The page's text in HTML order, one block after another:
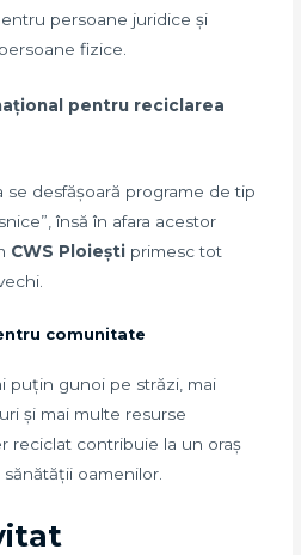
persoane juridice și
fizice.
pentru reciclarea
se desfășoară programe de tip
însă în afara acestor
CWS Ploiești primesc tot
comunitate
puțin gunoi pe străzi, mai
și mai multe resurse
reciclat contribuie la un oraș
oamenilor.